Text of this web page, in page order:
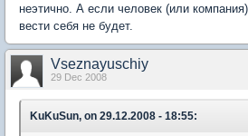
неэтично. А если человек (или
вести себя не будет.
Vseznayuschiy
29 Dec 2008
KuKuSun, on 29.12.2008 - 18:55: